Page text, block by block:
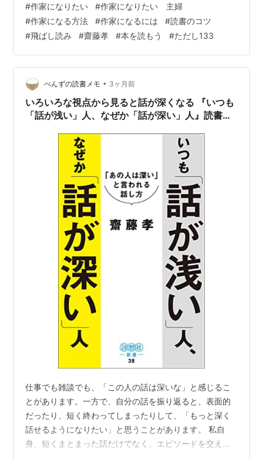
が定番。学生たちの意識レベルは「見違えるように高く
なる」と齋藤先生は述べています。 本を読むと、思考の
材料が手に入り、他の人たちに語る内容が手に入るわけ
ですね。 齋藤先生によると、「中身のある本を3冊読む
ことは、大学の講義を半年聞くことに匹敵する」のだと
か。 大学の講義といっても、先生が自分の…
#作家になりたい #作家になりたい 主婦
#作家になる方法 #作家になるには #読書のコツ
#飛ばし読み #齋藤孝 #本を読もう #ただし133
べんずの読書メモ • 3ヶ月前
いろいろな視点から見ると話が深くなる 『いつも
「話が浅い」人、なぜか「話が深い」人』読書メ
仕事でも雑談でも、「この人の話は深いな」と感じるこ
とがあります。一方で、自分の話を振り返ると、表面的
だったり、短く終わってしまったりして、「もっと深く
話せるようになりたい」と思うことがあります。 私自
身、短くまとまった話だけでなく、エピソードを交えな